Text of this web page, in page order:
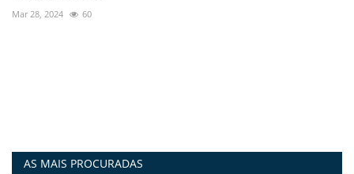
Mar 28, 2024 60
AS MAIS PROCURADAS